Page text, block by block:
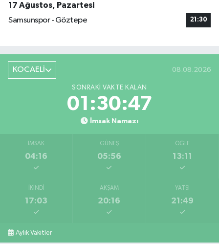
17 Ağustos, Pazartesi
Samsunspor - Göztepe
21:30
KOCAELİ 08.08.2026
SONRAKI VAKTE KALAN
01:30:46
İmsak Namazı
İMSAK
04:16
GÜNEŞ
05:56
ÖĞLE
13:11
İKINDI
17:03
AKŞAM
20:16
YATSI
21:49
Aylık Vakitler